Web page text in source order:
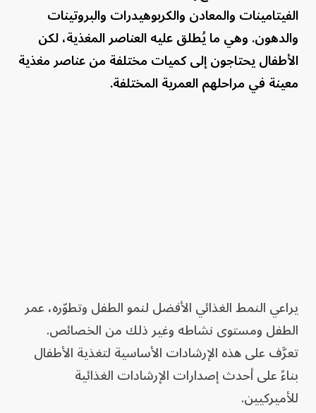
الفيتامينات والمعادن والكربوهيدرات والبروتينات
والدهون. وهي ما يُطلق عليه العناصر المغذية، لكن
الأطفال يحتاجون إلى كميات مختلفة من عناصر مغذية
معينة في مراحلهم العمرية المختلفة.
يراعي النمط الغذائي الأفضل لنمو الطفل وتطوّره، عمر
الطفل ومستوى نشاطه وغير ذلك من الخصائص.
تعرَّف على هذه الإرشادات الأساسية لتغذية الأطفال
بناءً على أحدث إصدارات الإرشادات الغذائية
للأميركيين.